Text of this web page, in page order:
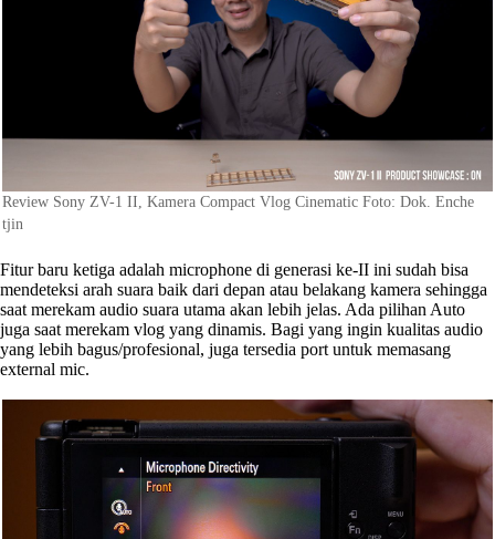
Review Sony ZV-1 II, Kamera Compact Vlog Cinematic Foto: Dok. Enche
tjin
Fitur baru ketiga adalah microphone di generasi ke-II ini sudah bisa
mendeteksi arah suara baik dari depan atau belakang kamera sehingga
saat merekam audio suara utama akan lebih jelas. Ada pilihan Auto
juga saat merekam vlog yang dinamis. Bagi yang ingin kualitas audio
yang lebih bagus/profesional, juga tersedia port untuk memasang
external mic.